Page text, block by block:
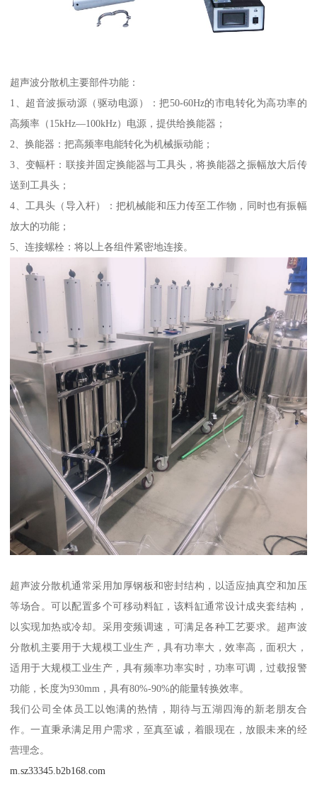
超声波分散机主要部件功能：
1、超音波振动源（驱动电源）：把50-60Hz的市电转化为高功率的
高频率（15kHz—100kHz）电源，提供给换能器；
2、换能器：把高频率电能转化为机械振动能；
3、变幅杆：联接并固定换能器与工具头，将换能器之振幅放大后传
送到工具头；
4、工具头（导入杆）：把机械能和压力传至工作物，同时也有振幅
放大的功能；
5、连接螺栓：将以上各组件紧密地连接。
超声波分散机通常采用加厚钢板和密封结构，以适应抽真空和加压
等场合。可以配置多个可移动料缸，该料缸通常设计成夹套结构，
以实现加热或冷却。采用变频调速，可满足各种工艺要求。超声波
分散机主要用于大规模工业生产，具有功率大，效率高，面积大，
适用于大规模工业生产，具有频率功率实时，功率可调，过载报警
功能，长度为930mm，具有80%-90%的能量转换效率。
我们公司全体员工以饱满的热情，期待与五湖四海的新老朋友合
作。一直秉承满足用户需求，至真至诚，着眼现在，放眼未来的经
营理念。
m.sz33345.b2b168.com